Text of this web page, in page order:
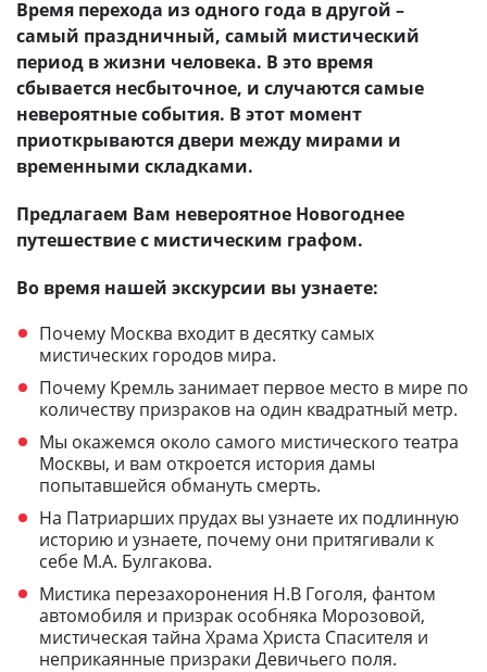
Время перехода из одного года в другой –
самый праздничный, самый мистический
период в жизни человека. В это время
сбывается несбыточное, и случаются самые
невероятные события. В этот момент
приоткрываются двери между мирами и
временными складками.
Предлагаем Вам невероятное Новогоднее
путешествие с мистическим графом.
Во время нашей экскурсии вы узнаете:
Почему Москва входит в десятку самых
мистических городов мира.
Почему Кремль занимает первое место в мире по
количеству призраков на один квадратный метр.
Мы окажемся около самого мистического театра
Москвы, и вам откроется история дамы
попытавшейся обмануть смерть.
На Патриарших прудах вы узнаете их подлинную
историю и узнаете, почему они притягивали к
себе М.А. Булгакова.
Мистика перезахоронения Н.В Гоголя, фантом
автомобиля и призрак особняка Морозовой,
мистическая тайна Храма Христа Спасителя и
неприкаянные призраки Девичьего поля.